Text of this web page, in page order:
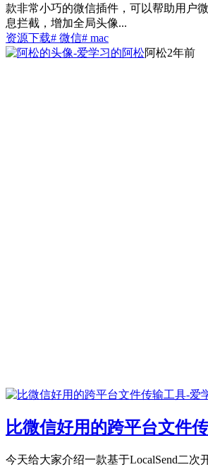
款非常小巧的微信插件，可以帮助用户
息拦截，增加全局头像...
资源下载# 微信# mac
阿松2年前
比微信好用的跨平台文件
今天给大家介绍一款基于LocalSend二次